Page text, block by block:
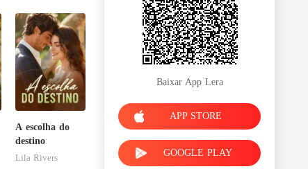
A escolha do
destino
Lila Rivers
Baixar App Lera
APP STORE
GOOGLE PLAY